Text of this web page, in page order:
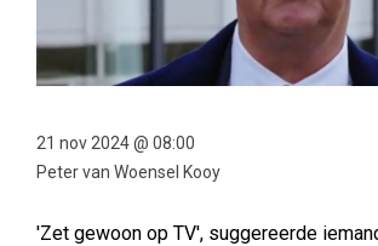
21 nov 2024 @ 08:00
Peter van Woensel Kooy
'Zet gewoon op TV', suggereerde